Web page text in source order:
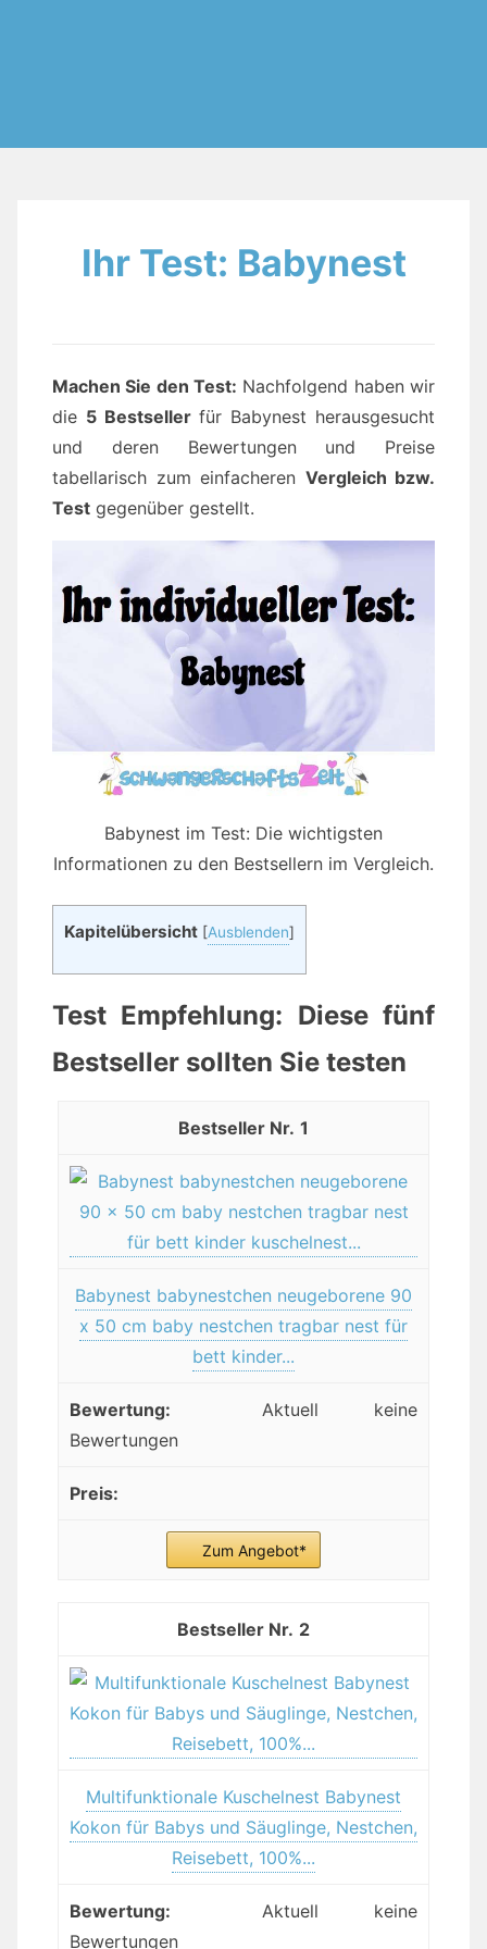
Ihr Test: Babynest
Machen Sie den Test: Nachfolgend haben wir
die 5 Bestsellerfür Babynest herausgesucht
und deren Bewertungen und Preise
tabellarisch zum einfacheren Vergleich bzw.
Test gegenüber gestellt.
Babynest im Test: Die wichtigsten
Informationen zu den Bestsellern im Vergleich.
Kapitelübersicht [Ausblenden]
Test Empfehlung: Diese fünf
Bestseller sollten Sie testen
1
Babynest babynestchen neugeborene 90
x 50 cm baby nestchen tragbar nest für
bett kinder...
Aktuell keine
Bewertungen
Zum Angebot*
2
Multifunktionale Kuschelnest Babynest
Kokon für Babys und Säuglinge, Nestchen,
Reisebett, 100%...
Aktuell keine
Bewertungen